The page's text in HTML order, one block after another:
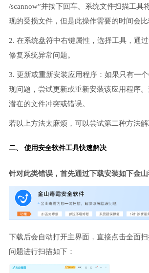
/scannow”并按下回车。系统文件扫描工具
现的受损文件，但是此操作需要的时间会比
2. 在系统盘符中右键属性，选择工具，通
修复系统异常问题。
3. 更新或重新安装应用程序：如果只有一
现问题，尝试更新或重新安装该应用程序
潜在的文件冲突或错误。
若以上方法太麻烦，可以尝试第二种方法解
二、 使用安全软件工具快速解决
针对此类错误，首先通过下载安装如下金山
下载后会自动打开主界面，直接点击全面
问题进行扫描如下：